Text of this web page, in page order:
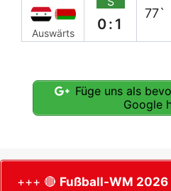
Auswärts
0:1
77`
Füge uns als
Google
+++ 🔴 Fußball-WM